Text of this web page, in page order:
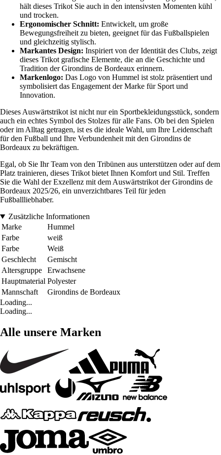
hält dieses Trikot Sie auch in den intensivsten Momenten kühl
und trocken.
Ergonomischer Schnitt: Entwickelt, um große
Bewegungsfreiheit zu bieten, geeignet für das Fußballspielen
und gleichzeitig stylisch.
Markantes Design: Inspiriert von der Identität des Clubs, zeigt
dieses Trikot grafische Elemente, die an die Geschichte und
Tradition der Girondins de Bordeaux erinnern.
Markenlogo: Das Logo von Hummel ist stolz präsentiert und
symbolisiert das Engagement der Marke für Sport und
Innovation.
Dieses Auswärtstrikot ist nicht nur ein Sportbekleidungsstück, sondern
auch ein echtes Symbol des Stolzes für alle Fans. Ob bei den Spielen
oder im Alltag getragen, ist es die ideale Wahl, um Ihre Leidenschaft
für den Fußball und Ihre Verbundenheit mit den Girondins de
Bordeaux zu bekräftigen.
Egal, ob Sie Ihr Team von den Tribünen aus unterstützen oder auf dem
Platz trainieren, dieses Trikot bietet Ihnen Komfort und Stil. Treffen
Sie die Wahl der Exzellenz mit dem Auswärtstrikot der Girondins de
Bordeaux 2025/26, ein unverzichtbares Teil für jeden
Fußballliebhaber.
Zusätzliche Informationen
Marke
Hummel
Farbe
weiß
Farbe
Weiß
Geschlecht
Gemischt
Altersgruppe
Erwachsene
Hauptmaterial Polyester
Mannschaft
Girondins de Bordeaux
Loading...
Loading...
Alle unsere Marken